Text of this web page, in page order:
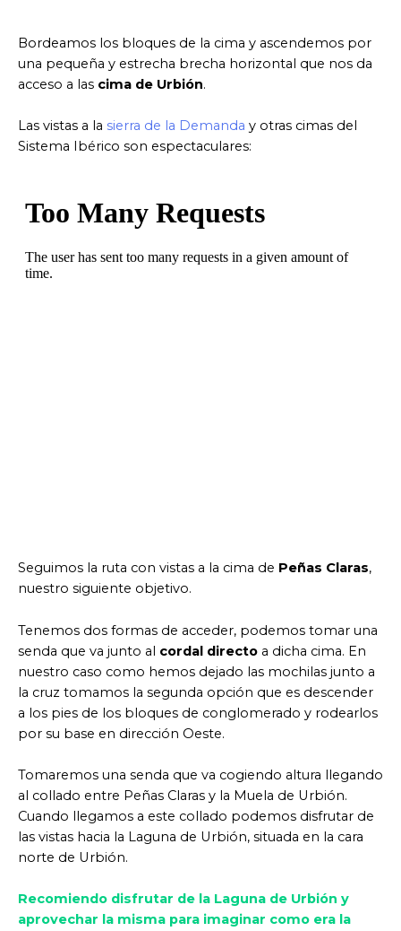
Bordeamos los bloques de la cima y ascendemos por
una pequeña y estrecha brecha horizontal que nos da
acceso a las cima de Urbión.
Las vistas a la sierra de la Demanda y otras cimas del
Sistema Ibérico son espectaculares:
Seguimos la ruta con vistas a la cima de Peñas Claras,
nuestro siguiente objetivo.
Tenemos dos formas de acceder, podemos tomar una
senda que va junto al cordal directo a dicha cima. En
nuestro caso como hemos dejado las mochilas junto a
la cruz tomamos la segunda opción que es descender
a los pies de los bloques de conglomerado y rodearlos
por su base en dirección Oeste.
Tomaremos una senda que va cogiendo altura llegando
al collado entre Peñas Claras y la Muela de Urbión.
Cuando llegamos a este collado podemos disfrutar de
las vistas hacia la Laguna de Urbión, situada en la cara
norte de Urbión.
Recomiendo disfrutar de la Laguna de Urbión y
aprovechar la misma para imaginar como era la